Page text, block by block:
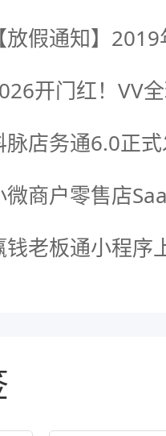
【放假通知】
钱老板通小程序